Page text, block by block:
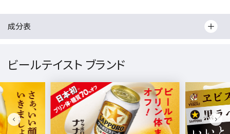
成分表
ビールテイスト ブランド